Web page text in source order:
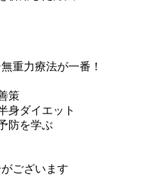
重力療法が一番！
策
身ダイエット
防を学ぶ
ございます